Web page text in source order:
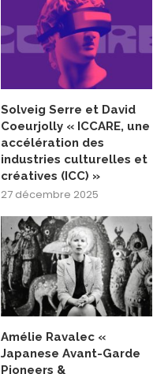
Solveig Serre et David
Coeurjolly « ICCARE, une
accélération des
industries culturelles et
créatives (ICC) »
27 décembre 2025
Amélie Ravalec «
Japanese Avant-Garde
Pioneers &